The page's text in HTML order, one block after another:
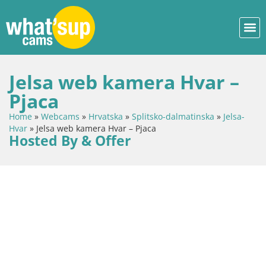
Jelsa web kamera Hvar –
Pjaca
Home » Webcams » Hrvatska » Splitsko-dalmatinska » Jelsa-
Hvar » Jelsa web kamera Hvar – Pjaca
Hosted By & Offer